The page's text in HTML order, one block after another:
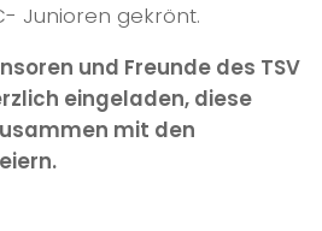
Junioren gekrönt.
und Freunde des TSV
eingeladen, diese
mit den